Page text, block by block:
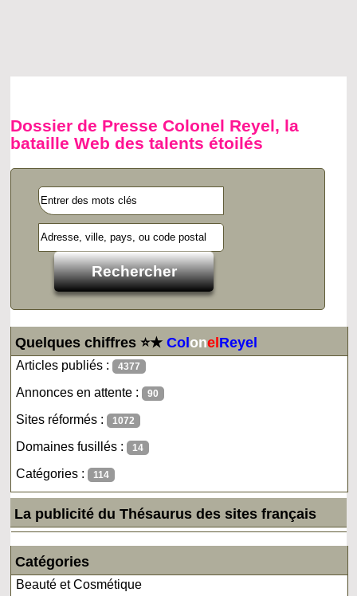
Dossier de Presse Colonel Reyel, la
bataille Web des talents étoilés
Quelques chiffres ⭐★ColonelReyel
Articles publiés : 4377
Annonces en attente : 90
Sites réformés : 1072
Domaines fusillés : 14
Catégories : 114
La publicité du Thésaurus des sites français
Catégories
Beauté et Cosmétique